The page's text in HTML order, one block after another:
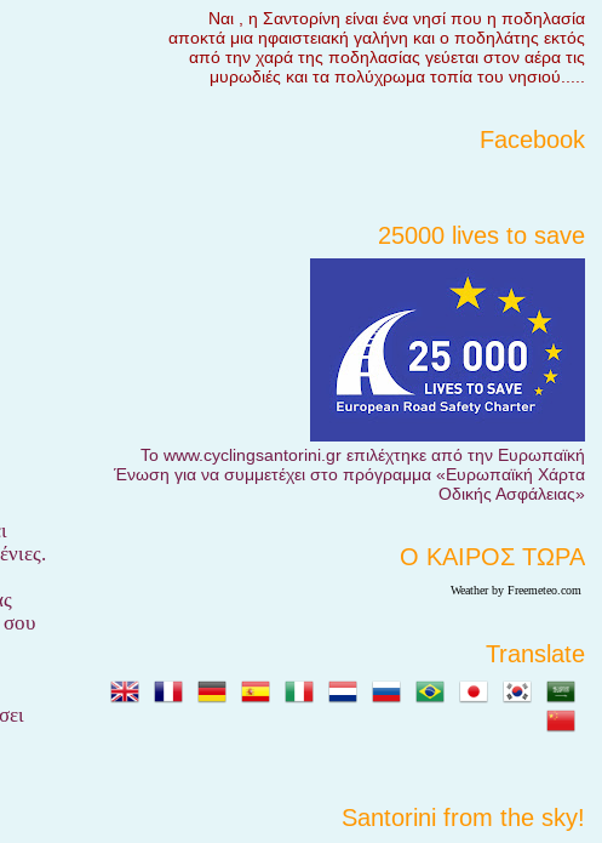
σου
Ναι , η Σαντορίνη είναι ένα νησί που η ποδηλασία
αποκτά μια ηφαιστειακή γαλήνη και ο ποδηλάτης εκτός
από την χαρά της ποδηλασίας γεύεται στον αέρα τις
μυρωδιές και τα πολύχρωμα τοπία του νησιού.....
Facebook
25000 lives to save
Το www.cyclingsantorini.gr επιλέχτηκε από την Ευρωπαϊκή
Ένωση για να συμμετέχει στο πρόγραμμα «Ευρωπαϊκή Χάρτα
Οδικής Ασφάλειας»
Ο ΚΑΙΡΟΣ ΤΩΡΑ
Weather by Freemeteo.com
Translate
Santorini from the sky!